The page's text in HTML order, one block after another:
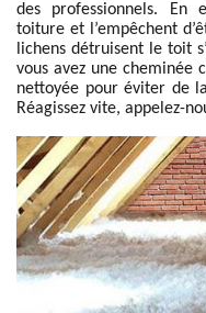
des professionnels. En
toiture et l’empêchent
lichens détruisent le toit
vous avez une cheminée
nettoyée pour éviter de
Réagissez vite, appelez-